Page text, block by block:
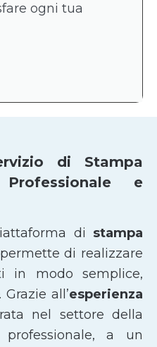
ogni tua
di Stampa
e
di stampa
di realizzare
in modo semplice,
all’esperienza
nel settore della
a un